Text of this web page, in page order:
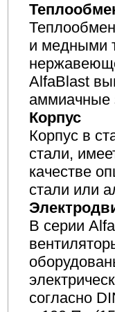
и медными
AlfaBlast
аммиачные
Корпус
Корпус в
стали,
качестве
стали или
В серии
согласно